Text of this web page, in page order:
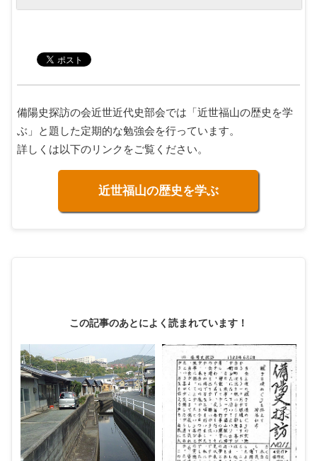
備陽史探訪の会近世近代史部会では「近世福山の歴史を学
ぶ」と題した定期的な勉強会を行っています。
詳しくは以下のリンクをご覧ください。
近世福山の歴史を学ぶ
この記事のあとによく読まれています！